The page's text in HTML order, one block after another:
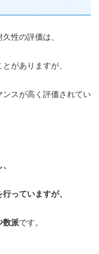
性の評価は、
がありますが、
スが高く評価されてい
っていますが、
数派です。